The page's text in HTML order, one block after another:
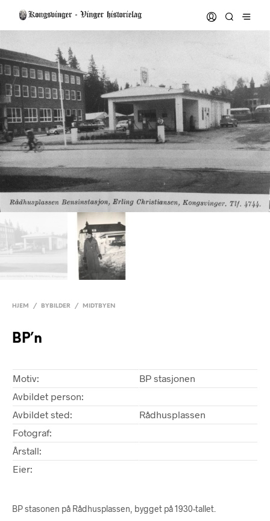
HJEM / BYBILDER / MIDTBYEN
BP’n
Motiv:
BP stasjonen
Avbildet person:
Avbildet sted:
Rådhusplassen
Fotograf:
Årstall:
Eier:
BP stasonen på Rådhusplassen, bygget på 1930-tallet.